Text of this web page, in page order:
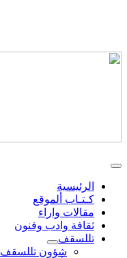
الرئيسية
كـتـاب ألموقع
مقالات واراء
ثقافة وادب وفنون
تللسقف
شؤون تللسقف